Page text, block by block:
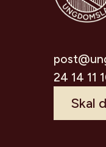
24 14 11
Skal